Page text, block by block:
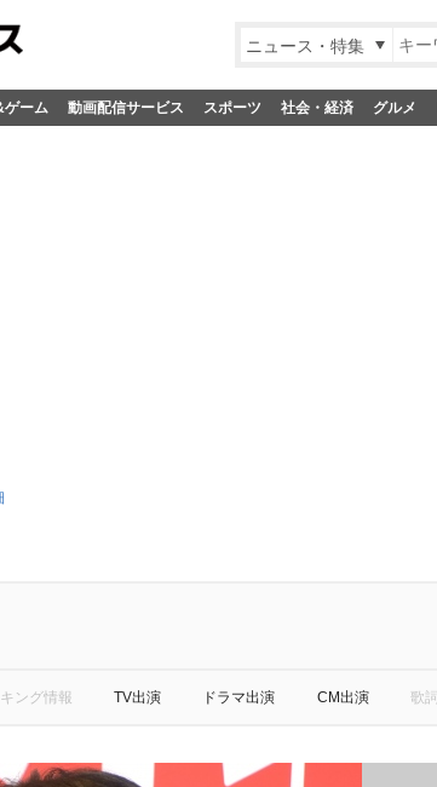
ニュース・特集
ゲーム 動画配信サービス スポーツ 社会・経済 グルメ
ング情報 TV出演 ドラマ出演 CM出演 歌詞